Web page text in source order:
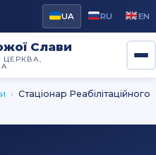
UA RU EN
Слави
› Стаціонар Реабілітаційного